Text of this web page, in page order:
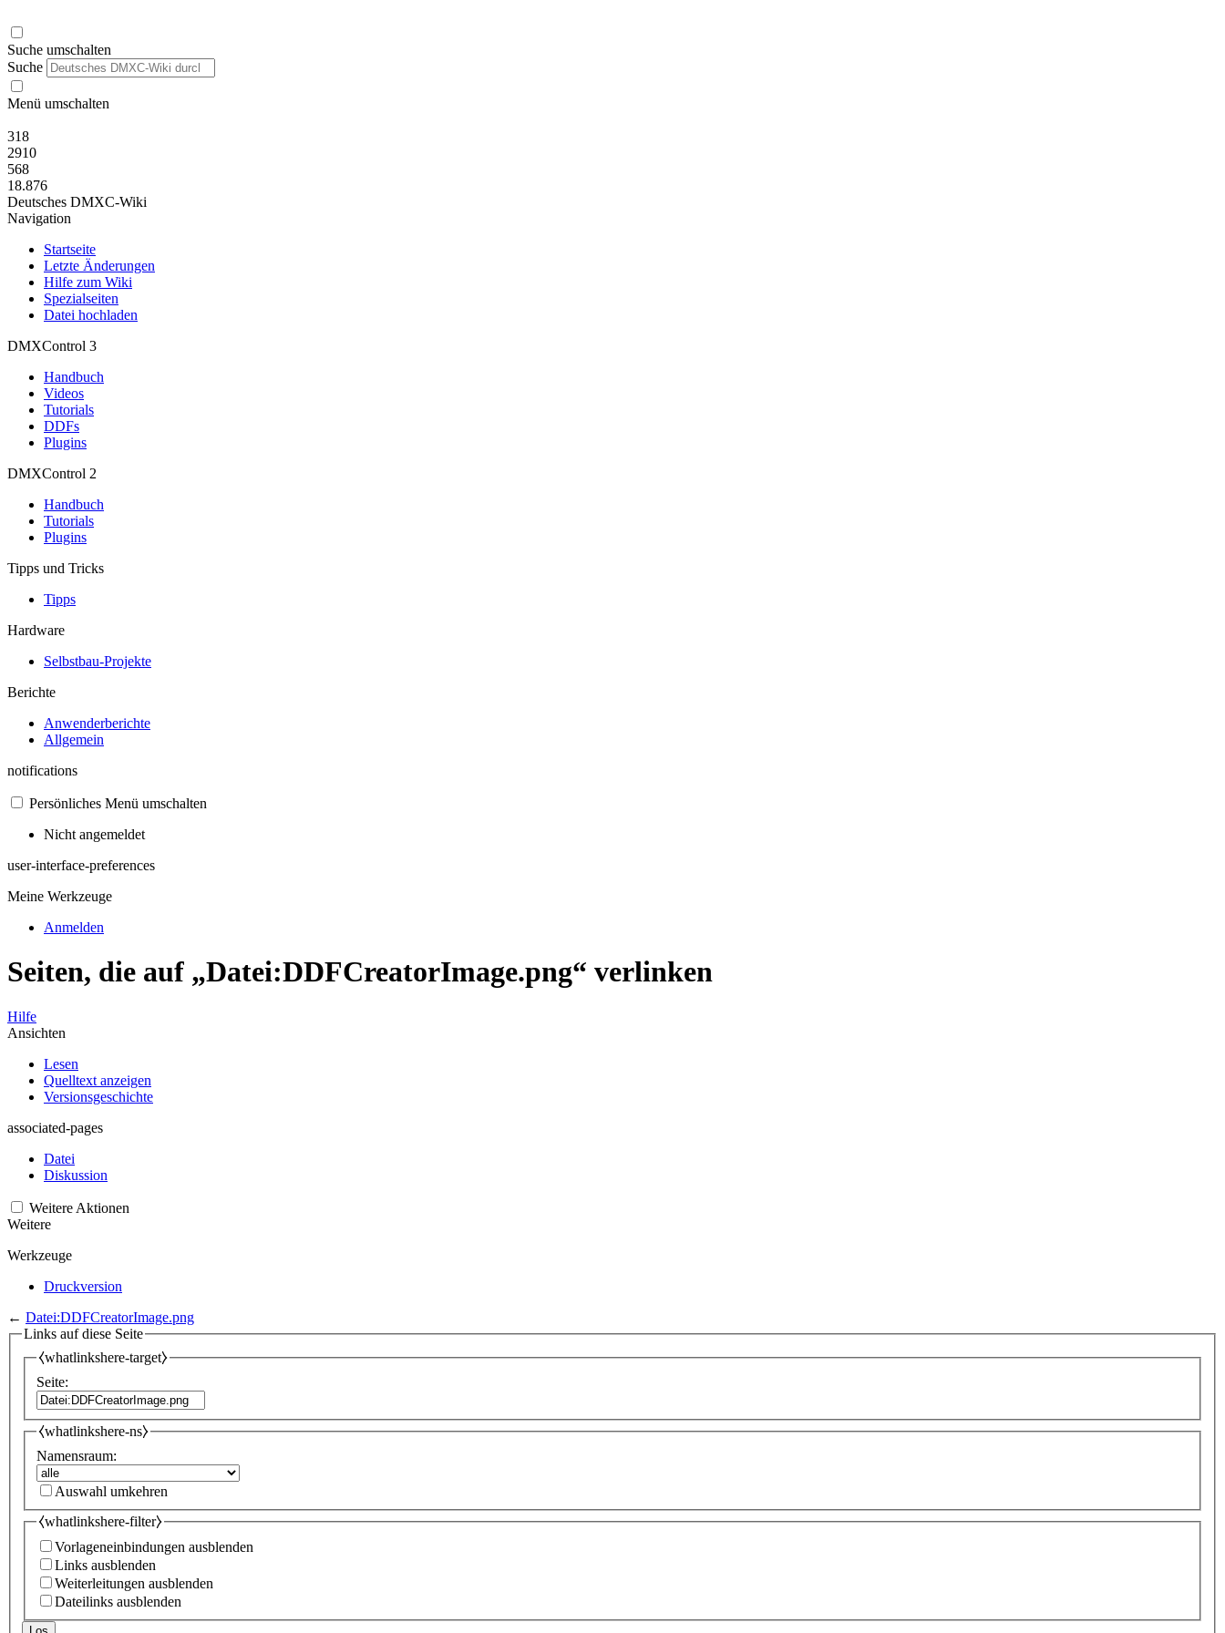
Suche umschalten
Suche
Menü umschalten
318
2910
568
18.876
Deutsches DMXC-Wiki
Navigation
Startseite
Letzte Änderungen
Hilfe zum Wiki
Spezialseiten
Datei hochladen
DMXControl 3
Handbuch
Videos
Tutorials
DDFs
Plugins
DMXControl 2
Handbuch
Tutorials
Plugins
Tipps und Tricks
Tipps
Hardware
Selbstbau-Projekte
Berichte
Anwenderberichte
Allgemein
notifications
Persönliches Menü umschalten
Nicht angemeldet
user-interface-preferences
Meine Werkzeuge
Anmelden
Seiten, die auf „Datei:DDFCreatorImage.png“ verlinken
Hilfe
Ansichten
Lesen
Quelltext anzeigen
Versionsgeschichte
associated-pages
Datei
Diskussion
Weitere Aktionen
Weitere
Werkzeuge
Druckversion
← Datei:DDFCreatorImage.png
Links auf diese Seite
⧼whatlinkshere-target⧽
Seite:
⧼whatlinkshere-ns⧽
Namensraum:
Auswahl umkehren
⧼whatlinkshere-filter⧽
Vorlageneinbindungen ausblenden
Links ausblenden
Weiterleitungen ausblenden
Dateilinks ausblenden